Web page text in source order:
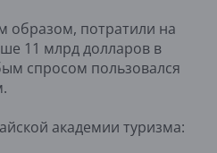
образом, потратили на
11 млрд долларов в
спросом пользовался
академии туризма: